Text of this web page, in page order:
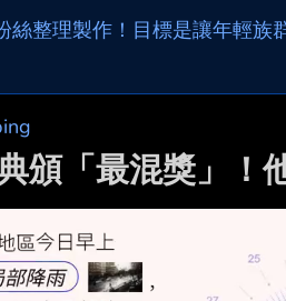
絲整理製作！目標是讓年輕族
頒「最混獎」！